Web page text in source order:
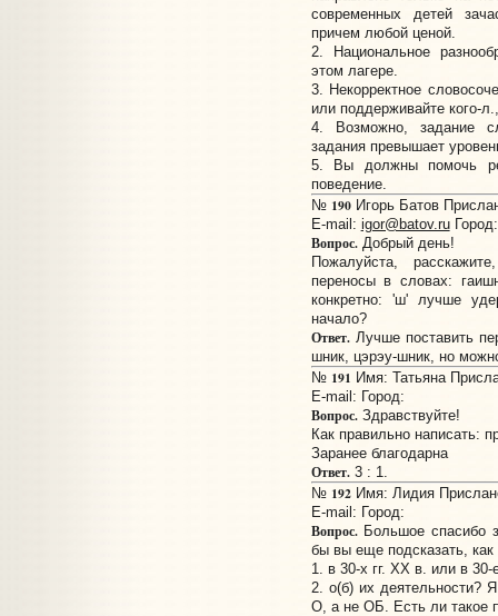
современных детей
причем любой ценой.
2. Национальное
этом лагере.
3. Некорректное
или поддерживайте кого-
4. Возможно, задание
задания превышает
5. Вы должны помочь
поведение.
№ 190Игорь Батов
E-mail: igor@batov.ru
Вопрос.Добрый день!
Пожалуйста,
переносы в словах:
конкретно: 'ш' лучше
начало?
Ответ.Лучше поставить
шник, цэрэу-шник, но
№ 191 Имя: Татьяна
E-mail: Город:
Вопрос.Здравствуйте!
Как правильно написать:
Заранее благодарна
Ответ.3 : 1.
№ 192Имя: Лидия
E-mail: Город:
Вопрос.Большое спасибо
бы вы еще подсказать, как
1. в 30-х гг. ХХ в. или в 30-е
2. о(б) их деятельности?
О, а не ОБ. Есть ли такое